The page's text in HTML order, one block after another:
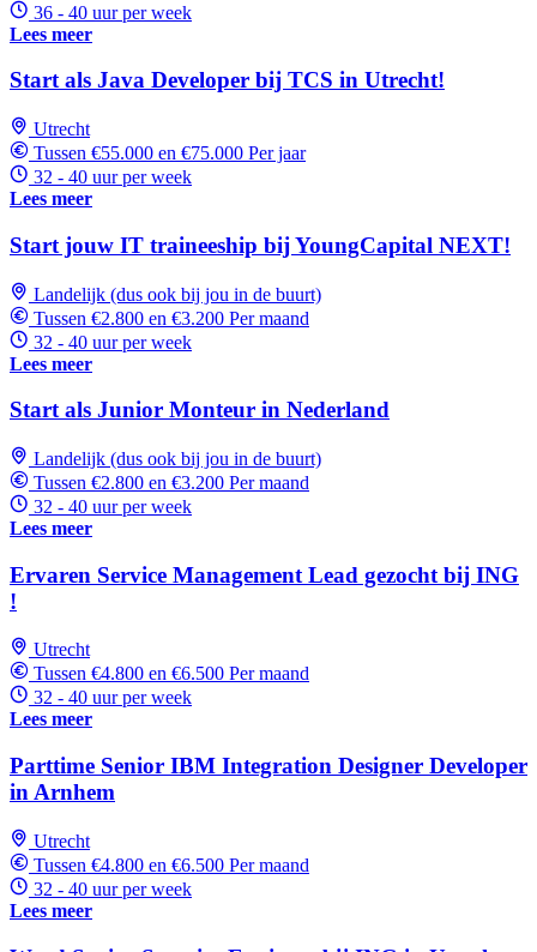
36 - 40 uur per week
Lees meer
Start als Java Developer bij TCS in Utrecht!
Utrecht
Tussen €55.000 en €75.000 Per jaar
32 - 40 uur per week
Lees meer
Start jouw IT traineeship bij YoungCapital NEXT!
Landelijk (dus ook bij jou in de buurt)
Tussen €2.800 en €3.200 Per maand
32 - 40 uur per week
Lees meer
Start als Junior Monteur in Nederland
Landelijk (dus ook bij jou in de buurt)
Tussen €2.800 en €3.200 Per maand
32 - 40 uur per week
Lees meer
Ervaren Service Management Lead gezocht bij ING
!
Utrecht
Tussen €4.800 en €6.500 Per maand
32 - 40 uur per week
Lees meer
Parttime Senior IBM Integration Designer Developer
in Arnhem
Utrecht
Tussen €4.800 en €6.500 Per maand
32 - 40 uur per week
Lees meer